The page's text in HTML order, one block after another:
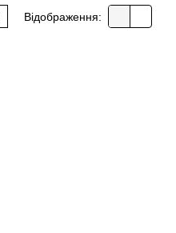
Відображення: